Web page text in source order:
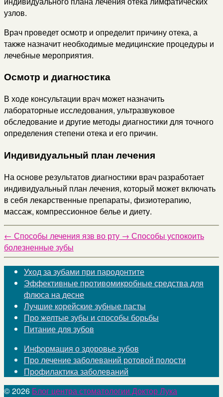
узлов.
Врач проведет осмотр и определит причину отека, а
также назначит необходимые медицинские процедуры и
лечебные мероприятия.
Осмотр и диагностика
В ходе консультации врач может назначить
лабораторные исследования, ультразвуковое
обследование и другие методы диагностики для точного
определения степени отека и его причин.
Индивидуальный план лечения
На основе результатов диагностики врач разработает
индивидуальный план лечения, который может включать
в себя лекарственные препараты, физиотерапию,
массаж, компрессионное белье и диету.
← Способы лечения язв во рту → Способы успокоить
болезненные зубы
Уход за зубами при пародонтите
Эффективные противомикробные средства для
флюса на десне
Лучшие корейские зубные пасты
Про желтые зубы и способы борьбы
Питание для зубов
Информация о здоровье зубов
Про лечение заболеваний ротовой полости
Профилактика заболеваний
© 2026 Блог центра стоматологии Доктор Лука